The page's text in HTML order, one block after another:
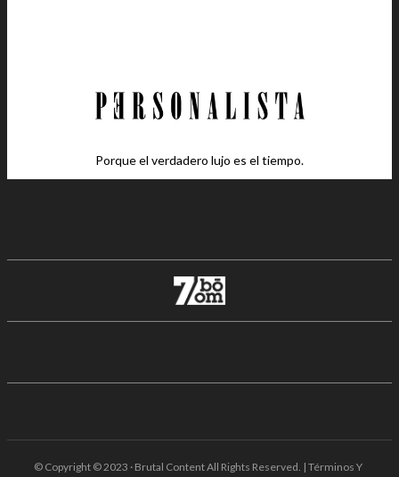
Porque el verdadero lujo es el tiempo.
© Copyright © 2023 · Brutal Content All Rights Reserved. | Términos Y